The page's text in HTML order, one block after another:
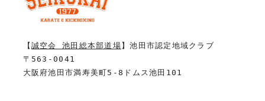
【 誠空会 池田総本部道場 】池田市認定地域クラブ
〒563-0041
大阪府池田市満寿美町5-8ドムス池田101